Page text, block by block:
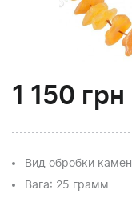
1 150 грн
Вид обробки
Вага: 25 грамм